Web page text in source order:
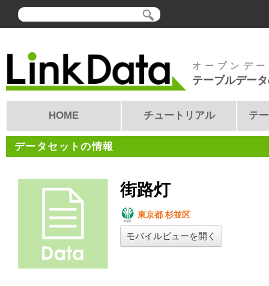
オープンデ
テーブルデー
HOME チュートリアル テ
データセットの情報
街路灯
東京都 杉並区
モバイルビューを開く